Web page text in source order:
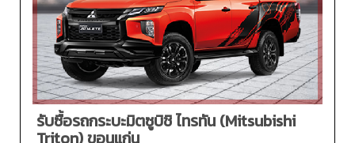
รับซื้อรถกระบะมิตซูบิชิ ไทรทัน (Mitsubishi